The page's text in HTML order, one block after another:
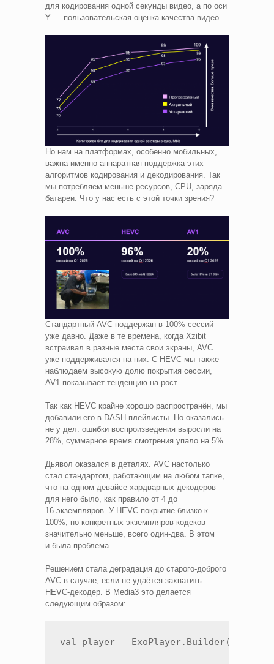
для кодирования одной секунды видео, а по оси
Y — пользовательская оценка качества видео.
Но нам на платформах, особенно мобильных,
важна именно аппаратная поддержка этих
алгоритмов кодирования и декодирования. Так
мы потребляем меньше ресурсов, CPU, заряда
батареи. Что у нас есть с этой точки зрения?
Стандартный AVC поддержан в 100% сессий
уже давно. Даже в те времена, когда Xzibit
встраивал в разные места свои экраны, AVC
уже поддерживался на них. С HEVC мы также
наблюдаем высокую долю покрытия сессии,
AV1 показывает тенденцию на рост.
Так как HEVC крайне хорошо распространён, мы
добавили его в DASH‑плейлисты. Но оказались
не у дел: ошибки воспроизведения выросли на
28%, суммарное время смотрения упало на 5%.
Дьявол оказался в деталях. AVC настолько
стал стандартом, работающим на любом тапке,
что на одном девайсе хардварных декодеров
для него было, как правило от 4 до
16 экземпляров. У HEVC покрытие близко к
100%, но конкретных экземпляров кодеков
значительно меньше, всего один‑два. В этом
и была проблема.
Решением стала деградация до старого‑доброго
AVC в случае, если не удаётся захватить
HEVC‑декодер. В Media3 это делается
следующим образом:
val player =